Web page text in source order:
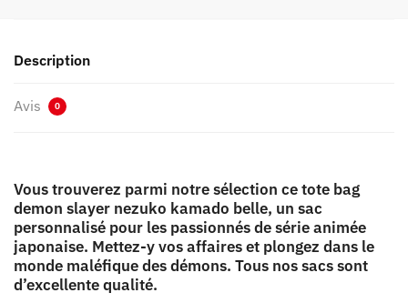
Description
Avis 0
Vous trouverez parmi notre sélection ce tote bag
demon slayer nezuko kamado belle, un sac
personnalisé pour les passionnés de série animée
japonaise. Mettez-y vos affaires et plongez dans le
monde maléfique des démons. Tous nos sacs sont
d’excellente qualité.